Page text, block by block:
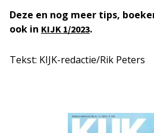
Deze en nog meer tips,
ook in KIJK 1/2023.
Tekst: KIJK-redactie/Rik Peters